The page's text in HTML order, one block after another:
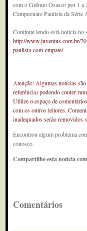
com o Grêmio Osasco por 1 a
Campeonato Paulista da Série
Continue lendo está notícia no
http://www.juventus.com.br/
paulista-com-empate/
Atenção: Algumas notícias
referência) podendo conter
Utilize o espaço de
com os outros leitores.
inadequados serão removidos
Encontrou algum problema
conosco.
Compartilhe esta notícia
Comentários